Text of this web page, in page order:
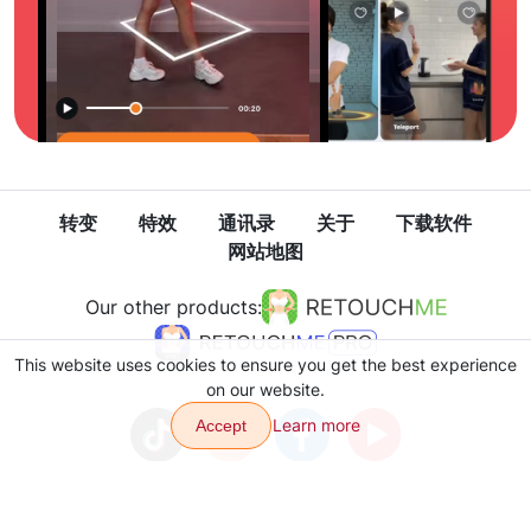
转变 特效 通讯录 关于
下载软件
网站地图
Our other products:
This website uses cookies to ensure you get the best experience
on our website.
Accept Learn more